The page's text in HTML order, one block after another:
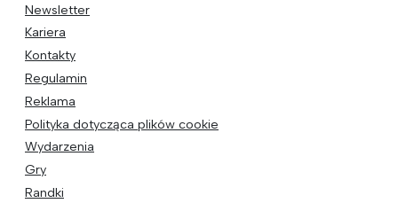
Newsletter
Kariera
Kontakty
Regulamin
Reklama
Polityka dotycząca plików cookie
Wydarzenia
Gry
Randki